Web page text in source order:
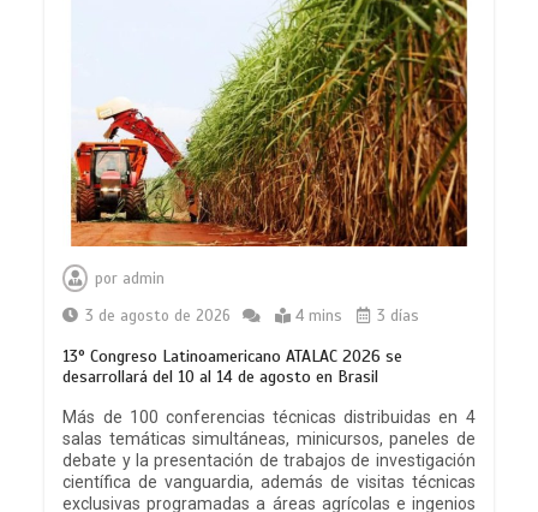
por admin
3 de agosto de 2026
4 mins 3 días
13° Congreso Latinoamericano ATALAC 2026 se
desarrollará del 10 al 14 de agosto en Brasil
Más de 100 conferencias técnicas distribuidas en 4
salas temáticas simultáneas, minicursos, paneles de
debate y la presentación de trabajos de investigación
científica de vanguardia, además de visitas técnicas
exclusivas programadas a áreas agrícolas e ingenios